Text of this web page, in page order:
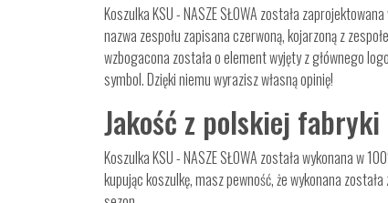
Koszulka KSU - NASZE SŁOWA została
nazwa zespołu zapisana czerwoną, kojarzoną z
wzbogacona została o element wyjęty z głównego
symbol. Dzięki niemu wyrazisz własną opinię!
Jakość z polskiej fabryki
Koszulka KSU - NASZE SŁOWA została wykonana w
kupując koszulkę, masz pewność, że wykonana